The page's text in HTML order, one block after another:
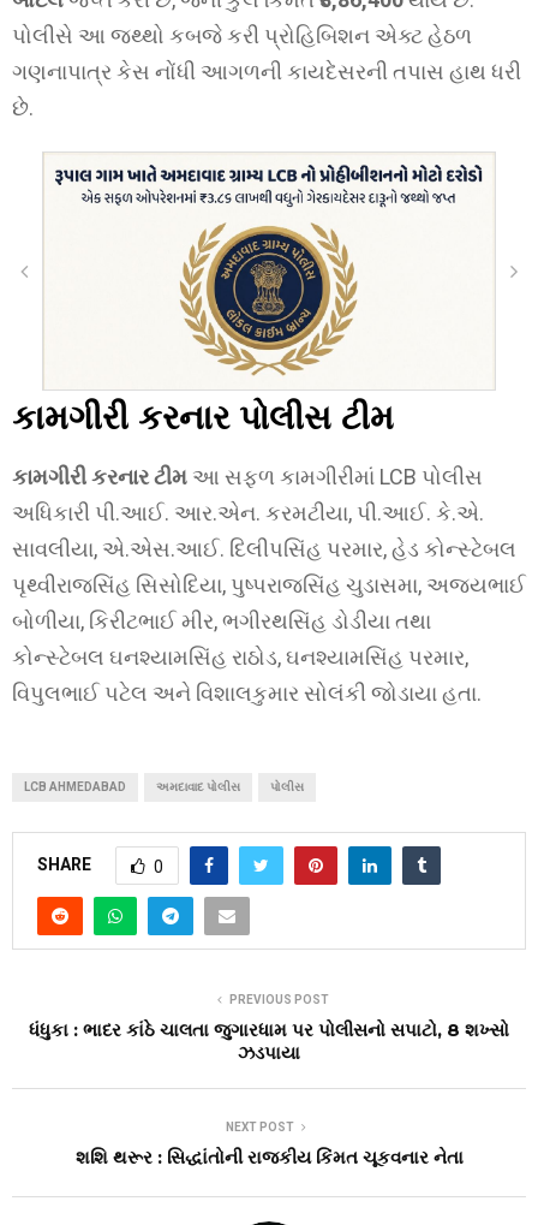
પોલીસે આ જથ્થો કબજે કરી પ્રોહિબિશન એક્ટ હેઠળ
ગણનાપાત્ર કેસ નોંધી આગળની કાયદેસરની તપાસ હાથ ધરી
છે.
કામગીરી કરનાર પોલીસ ટીમ
કામગીરી કરનાર ટીમ આ સફળ કામગીરીમાં LCB પોલીસ
અધિકારી પી.આઈ. આર.એન. કરમટીયા, પી.આઈ. કે.એ.
સાવલીયા, એ.એસ.આઈ. દિલીપસિંહ પરમાર, હેડ કોન્સ્ટેબલ
પૃથ્વીરાજસિંહ સિસોદિયા, પુષ્પરાજસિંહ ચુડાસમા, અજયભાઈ
બોળીયા, કિરીટભાઈ મીર, ભગીરથસિંહ ડોડીયા તથા
કોન્સ્ટેબલ ઘનશ્યામસિંહ રાઠોડ, ઘનશ્યામસિંહ પરમાર,
વિપુલભાઈ પટેલ અને વિશાલકુમાર સોલંકી જોડાયા હતા.
LCB AHMEDABAD અમદાવાદ પોલીસ પોલીસ
SHARE 0
PREVIOUS POST
ધંધુકા : ભાદર કાંઠે ચાલતા જુગારધામ પર પોલીસનો સપાટો, 8 શખ્સો
ઝડપાયા
NEXT POST
શશિ થરૂર : સિદ્ધાંતોની રાજકીય કિંમત ચૂકવનાર નેતા